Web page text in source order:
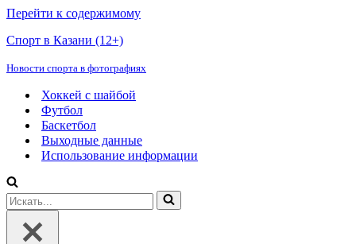
Перейти к содержимому
Спорт в Казани (12+)
Новости спорта в фотографиях
Хоккей с шайбой
Футбол
Баскетбол
Выходные данные
Использование информации
Искать...